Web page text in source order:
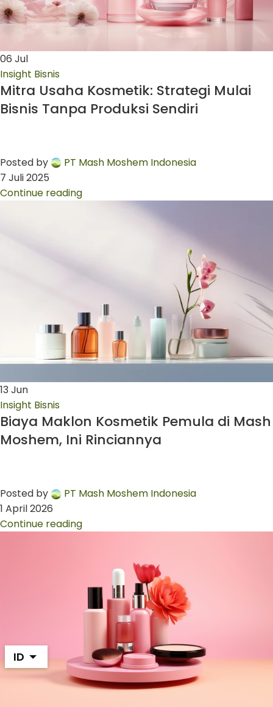
06 Jul
Insight Bisnis
Mitra Usaha Kosmetik: Strategi Mulai
Bisnis Tanpa Produksi Sendiri
Posted by
PT Mash Moshem Indonesia
7 Juli 2025
Continue reading
13 Jun
Insight Bisnis
Biaya Maklon Kosmetik Pemula di Mash
Moshem, Ini Rinciannya
Posted by
PT Mash Moshem Indonesia
1 April 2026
Continue reading
ID